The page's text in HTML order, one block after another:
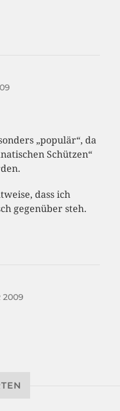
„populär“, da
Schützen“
dass ich
gegenüber steh.
2009